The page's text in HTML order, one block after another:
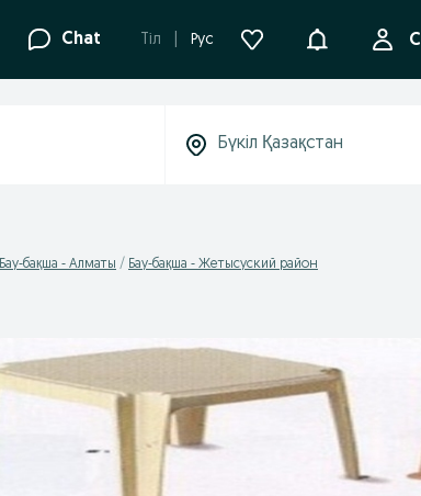
Chat Tіл Рус
Бау-бақша - Алматы Бау-бақша - Жетысуский район